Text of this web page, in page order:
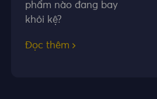
phẩm nào đang bay
khỏi kệ?
Đọc thêm